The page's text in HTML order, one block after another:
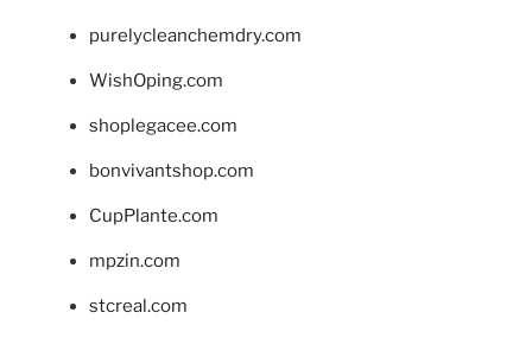
purelycleanchemdry.com
WishOping.com
shoplegacee.com
bonvivantshop.com
CupPlante.com
mpzin.com
stcreal.com